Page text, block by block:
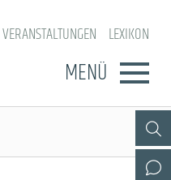
VERANSTALTUNGEN LEXIKON
MENÜ